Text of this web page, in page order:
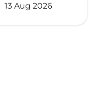
13 Aug 2026